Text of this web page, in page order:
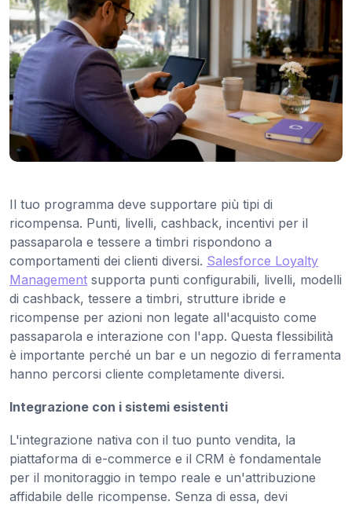
Il tuo programma deve supportare più tipi di
ricompensa. Punti, livelli, cashback, incentivi per il
passaparola e tessere a timbri rispondono a
comportamenti dei clienti diversi. Salesforce Loyalty
Management supporta punti configurabili, livelli, modelli
di cashback, tessere a timbri, strutture ibride e
ricompense per azioni non legate all'acquisto come
passaparola e interazione con l'app. Questa flessibilità
è importante perché un bar e un negozio di ferramenta
hanno percorsi cliente completamente diversi.
Integrazione con i sistemi esistenti
L'integrazione nativa con il tuo punto vendita, la
piattaforma di e-commerce e il CRM è fondamentale
per il monitoraggio in tempo reale e un'attribuzione
affidabile delle ricompense. Senza di essa, devi